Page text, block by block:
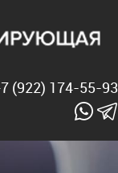
(922) 174-55-93